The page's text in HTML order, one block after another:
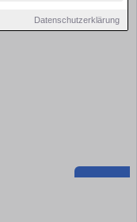
Datenschutzerklärung